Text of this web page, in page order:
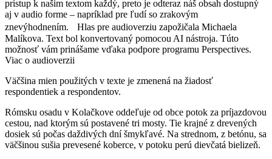
prístup k našim textom každý, preto je odteraz náš obsah dostupný
aj v audio forme – napríklad pre ľudí so zrakovým
znevýhodnením. Hlas pre audioverziu zapožičala Michaela
Malíkova. Text bol konvertovaný pomocou AI nástroja. Túto
možnosť vám prinášame vďaka podpore programu Perspectives.
Viac o audioverzii
Väčšina mien použitých v texte je zmenená na žiadosť
respondentiek a respondentov.
Rómsku osadu v Kolačkove oddeľuje od obce potok za príjazdovou
cestou, nad ktorým sú postavené tri mosty. Tie krajné z drevených
dosiek sú počas daždivých dní šmykľavé. Na strednom, z betónu, sa
väčšinou sušia prevesené koberce, v potoku perú dievčatá bielizeň.